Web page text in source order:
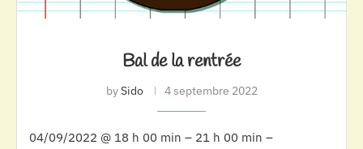
Bal de la rentrée
bySido 4 septembre 2022
04/09/2022 @ 18 h 00 min – 21 h 00 min –